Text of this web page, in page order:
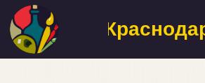
Краснодар